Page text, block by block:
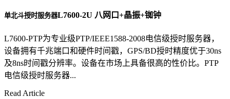
单北斗授时服务器L7600-2U 八网口+晶振+铷钟
L7600-PTP为专业级PTP/IEEE1588-2008电信级授时服务器，
设备拥有千兆端口和硬件时间戳，GPS/BD授时精度优于30ns
及8ns时间戳分辨率。设备在市场上具备很高的性价比。PTP
电信级授时服务器...
Read Article